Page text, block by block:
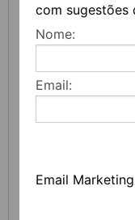
com sugestões
Nome:
Email:
Email
CAVES